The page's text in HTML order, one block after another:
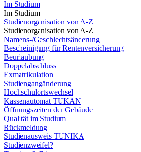
Im Studium
Im Studium
Studienorganisation von A-Z
Studienorganisation von A-Z
Namens-/Geschlechtsänderung
Bescheinigung für Rentenversicherung
Beurlaubung
Doppelabschluss
Exmatrikulation
Studiengangänderung
Hochschulortswechsel
Kassenautomat TUKAN
Öffnungszeiten der Gebäude
Qualität im Studium
Rückmeldung
Studienausweis TUNIKA
Studienzweifel?